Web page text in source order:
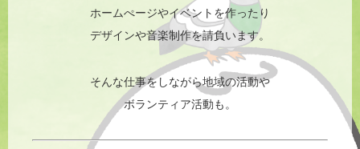
ホームぺージやイベントを作ったり
デザインや音楽制作を請負います。
そんな仕事をしながら地域の活動や
ボランティア活動も。